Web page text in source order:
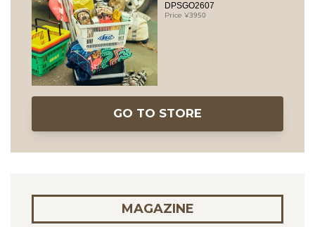
DPSGO2607
3950
GO TO STORE
MAGAZINE